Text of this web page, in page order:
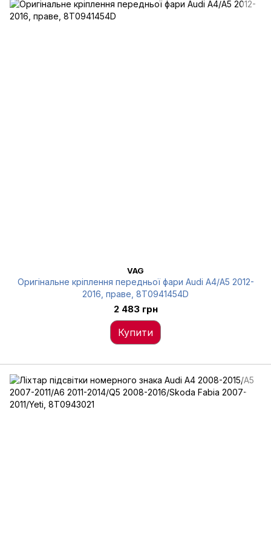
VAG
Оригінальне кріплення передньої фари Audi A4/A5 2012-
2016, праве, 8T0941454D
2 483 грн
Купити